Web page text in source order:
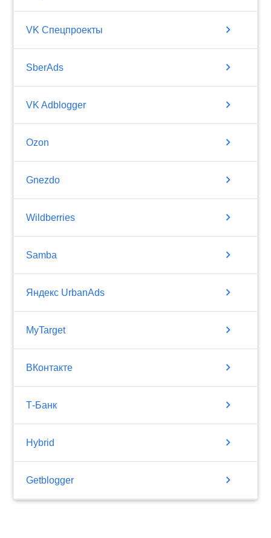
VK Спецпроекты chevron_right
SberAds chevron_right
VK Adblogger chevron_right
Ozon chevron_right
Gnezdo chevron_right
Wildberries chevron_right
Samba chevron_right
Яндекс UrbanAds chevron_right
MyTarget chevron_right
ВКонтакте chevron_right
Т-Банк chevron_right
Hybrid chevron_right
Getblogger chevron_right